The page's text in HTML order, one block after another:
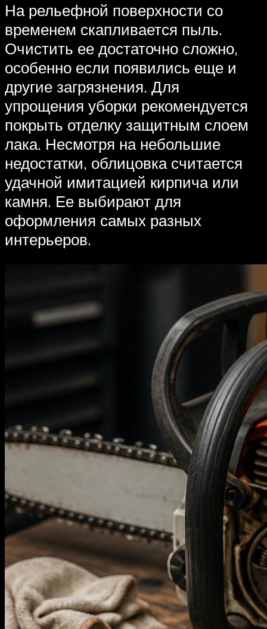
На рельефной поверхности со
временем скапливается пыль.
Очистить ее достаточно сложно,
особенно если появились еще и
другие загрязнения. Для
упрощения уборки рекомендуется
покрыть отделку защитным слоем
лака. Несмотря на небольшие
недостатки, облицовка считается
удачной имитацией кирпича или
камня. Ее выбирают для
оформления самых разных
интерьеров.